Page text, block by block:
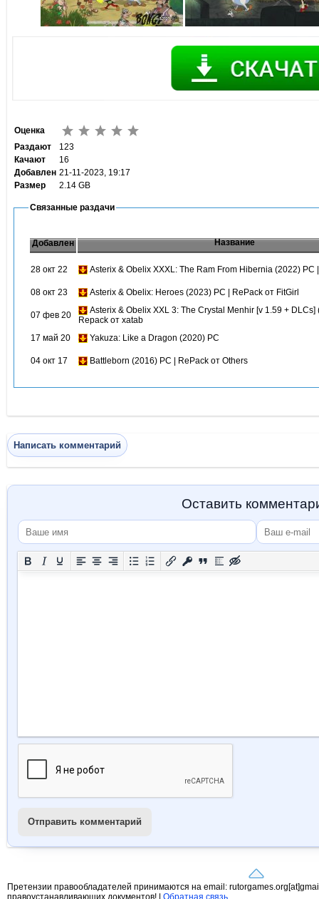
Оценка
Раздают
123
Качают
16
Добавлен 21-11-2023, 19:17
Размер
2.14 GB
Связанные раздачи
Добавлен Название
28 окт 22 Asterix & Obelix XXXL: The Ram From Hibernia (2022) PC
08 окт 23 Asterix & Obelix: Heroes (2023) PC | RePack от FitGirl
07 фев 20
Asterix & Obelix XXL 3: The Crystal Menhir [v 1.59 + DLCs]
Repack от xatab
17 май 20
Yakuza: Like a Dragon (2020) PC
04 окт 17 Battleborn (2016) PC | RePack от Others
Написать комментарий
Оставить
Отправить комментарий
Претензии правообладателей принимаются на email:
правоустанавливающих документов! |
Обратная связь